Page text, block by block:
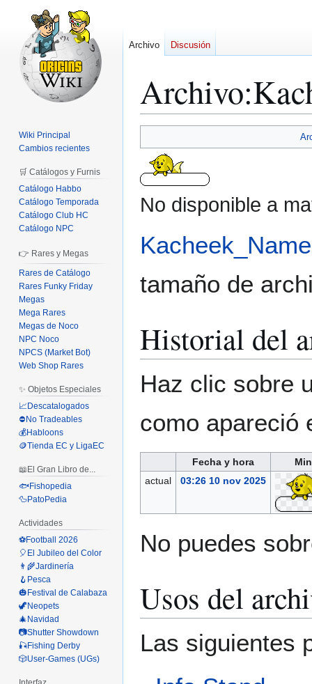
Archivo:
a
navegación
a
búsqueda
No disponible a
tamaño de
Historial del
Haz clic sobre
como apareció
Fecha y hora
actual
03:26 10 nov 2025
No puedes
Usos del
Las siguientes
Archivo Discusión
Wiki Principal
Cambios recientes
🛒 Catálogos y Furnis
Catálogo Habbo
Catálogo Temporada
Catálogo Club HC
Catálogo NPC
👉 Rares y Megas
Rares de Catálogo
Rares Funky Friday
Megas
Mega Rares
Megas de Noco
NPC Noco
NPCS (Market Bot)
Web Shop Rares
✨ Objetos Especiales
📈Descatalogados
⛔No Tradeables
💰Habloons
🪙Tienda EC y LigaEC
📖El Gran Libro de...
🐟Fishopedia
🦆PatoPedia
Actividades
⚽Football 2026
🎈El Jubileo del Color
👨‍🌾Jardinería
🪝Pesca
🎃Festival de Calabaza
🦖Neopets
🎄Navidad
📷Shutter Showdown
🎣Fishing Derby
🎲User-Games (UGs)